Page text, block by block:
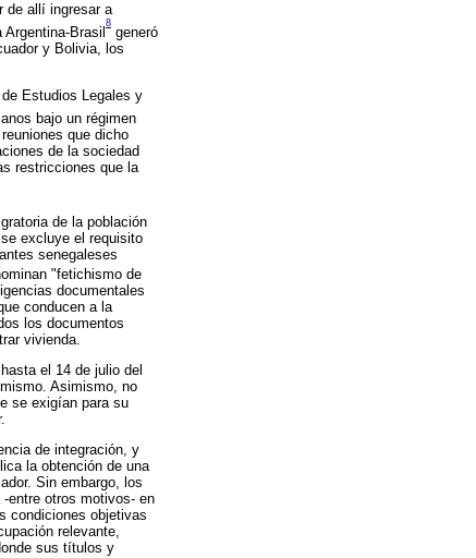
de allí ingresar a
Brasil
8
generó
y Bolivia, los
Estudios Legales y
bajo un régimen
que dicho
de la sociedad
restricciones que la
de la población
excluye el requisito
senegaleses
"fetichismo de
documentales
conducen a la
los documentos
vivienda.
el 14 de julio del
Asimismo, no
se exigían para su
de integración, y
la obtención de una
Sin embargo, los
entre otros motivos- en
condiciones objetivas
relevante,
sus títulos y